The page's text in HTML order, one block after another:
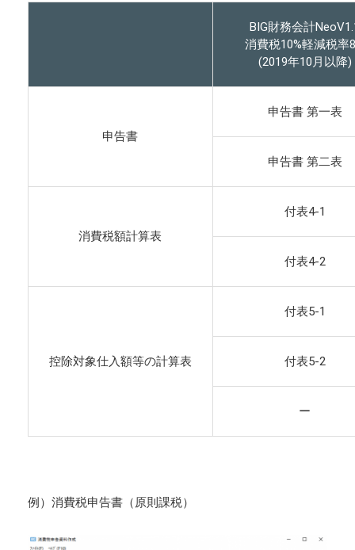
BIG財務会計
消費税10%軽減税率
(2019年10月以降)
申告書
申告書 第一表
申告書 第二表
消費税額計算表
付表4-1
付表4-2
控除対象仕入額等の計算表
付表5-1
付表5-2
ー
例）消費税申告書（原則課税）